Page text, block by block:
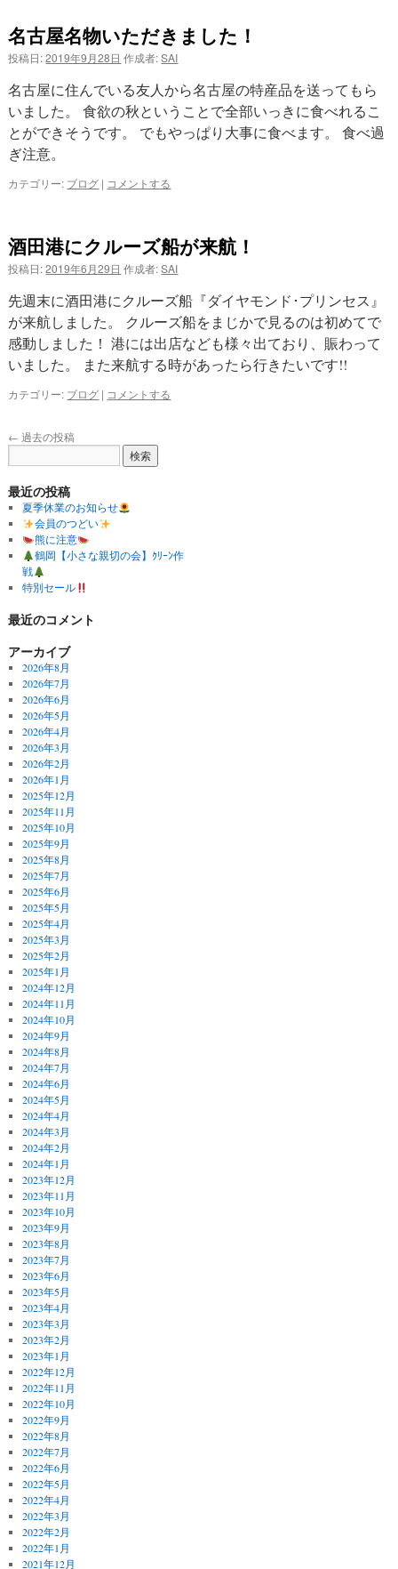
名古屋名物いただきました！
投稿日: 2019年9月28日 作成者: SAI
名古屋に住んでいる友人から名古屋の特産品を送ってもら
いました。 食欲の秋ということで全部いっきに食べれるこ
とができそうです。 でもやっぱり大事に食べます。 食べ過
ぎ注意。
カテゴリー: ブログ | コメントする
酒田港にクルーズ船が来航！
投稿日: 2019年6月29日 作成者: SAI
先週末に酒田港にクルーズ船『ダイヤモンド･プリンセス』
が来航しました。 クルーズ船をまじかで見るのは初めてで
感動しました！ 港には出店なども様々出ており、賑わって
いました。 また来航する時があったら行きたいです!!
カテゴリー: ブログ | コメントする
← 過去の投稿
最近の投稿
夏季休業のお知らせ
会員のつどい
熊に注意
鶴岡【小さな親切の会】ｸﾘｰﾝ作
戦
特別セール
最近のコメント
アーカイブ
2026年8月
2026年7月
2026年6月
2026年5月
2026年4月
2026年3月
2026年2月
2026年1月
2025年12月
2025年11月
2025年10月
2025年9月
2025年8月
2025年7月
2025年6月
2025年5月
2025年4月
2025年3月
2025年2月
2025年1月
2024年12月
2024年11月
2024年10月
2024年9月
2024年8月
2024年7月
2024年6月
2024年5月
2024年4月
2024年3月
2024年2月
2024年1月
2023年12月
2023年11月
2023年10月
2023年9月
2023年8月
2023年7月
2023年6月
2023年5月
2023年4月
2023年3月
2023年2月
2023年1月
2022年12月
2022年11月
2022年10月
2022年9月
2022年8月
2022年7月
2022年6月
2022年5月
2022年4月
2022年3月
2022年2月
2022年1月
2021年12月